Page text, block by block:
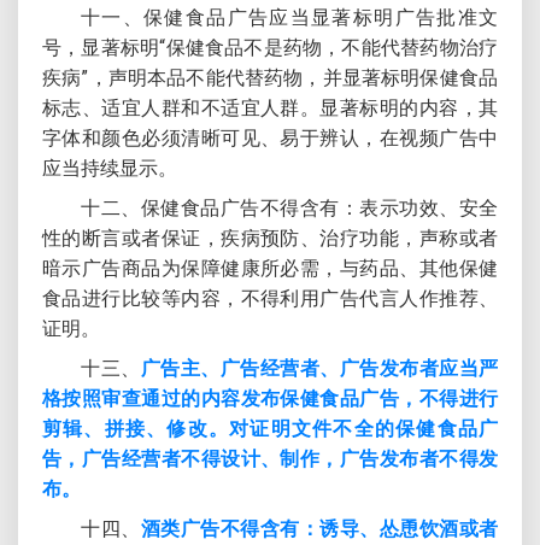
十一、保健食品广告应当显著标明广告批准文
号，显著标明“保健食品不是药物，不能代替药物治疗
疾病”，声明本品不能代替药物，并显著标明保健食品
标志、适宜人群和不适宜人群。显著标明的内容，其
字体和颜色必须清晰可见、易于辨认，在视频广告中
应当持续显示。
十二、保健食品广告不得含有：表示功效、安全
性的断言或者保证，疾病预防、治疗功能，声称或者
暗示广告商品为保障健康所必需，与药品、其他保健
食品进行比较等内容，不得利用广告代言人作推荐、
证明。
十三、 广告主、广告经营者、广告发布者应当严
格按照审查通过的内容发布保健食品广告，不得进行
剪辑、拼接、修改。对证明文件不全的保健食品广
告，广告经营者不得设计、制作，广告发布者不得发
布。
十四、 酒类广告不得含有：诱导、怂恿饮酒或者